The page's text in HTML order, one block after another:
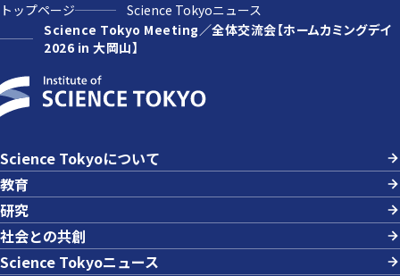
トップページ
Science Tokyoニュース
Science Tokyo Meeting／全体交流会【ホームカミングデイ
2026 in 大岡山】
Science Tokyoについて
教育
研究
社会との共創
Science Tokyoニュース